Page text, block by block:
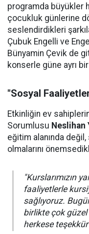
programda büyükler
çocukluk günlerine
seslendirdikleri
Çubuk Engelli ve
Bünyamin Çevik de
konserle güne ayrı
"Sosyal
Etkinliğin ev
Sorumlusu Neslihan
eğitim alanında
olmalarını
"Kurslarımızın
faaliyetlerle
sağlıyoruz.
birlikte çok
herkese